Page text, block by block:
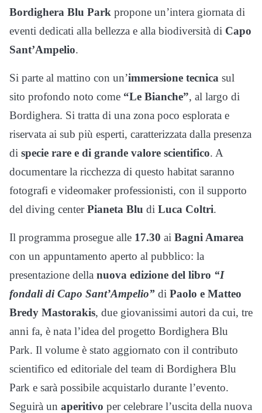
Bordighera Blu Park propone un’intera giornata di
eventi dedicati alla bellezza e alla biodiversità di Capo
Sant’Ampelio.
Si parte al mattino con un’immersione tecnica sul
sito profondo noto come “Le Bianche”, al largo di
Bordighera. Si tratta di una zona poco esplorata e
riservata ai sub più esperti, caratterizzata dalla presenza
di specie rare e di grande valore scientifico. A
documentare la ricchezza di questo habitat saranno
fotografi e videomaker professionisti, con il supporto
del diving centerPianeta Blu di Luca Coltri.
Il programma prosegue alle 17.30 ai Bagni Amarea
con un appuntamento aperto al pubblico: la
presentazione della nuova edizione del libro “I
fondali di Capo Sant’Ampelio” di Paolo e Matteo
Bredy Mastorakis, due giovanissimi autori da cui, tre
anni fa, è nata l’idea del progetto Bordighera Blu
Park. Il volume è stato aggiornato con il contributo
scientifico ed editoriale del team di Bordighera Blu
Park e sarà possibile acquistarlo durante l’evento.
Seguirà un aperitivo per celebrare l’uscita della nuova